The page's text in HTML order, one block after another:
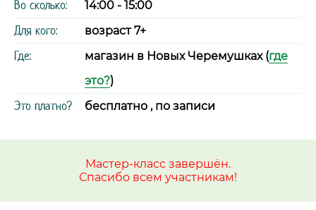
Во сколько: 14:00 - 15:00
Для кого: возраст 7+
Где: магазин в Новых Черемушках (где
это?)
Это платно? бесплатно , по записи
Мастер-класс завершён.
Спасибо всем участникам!